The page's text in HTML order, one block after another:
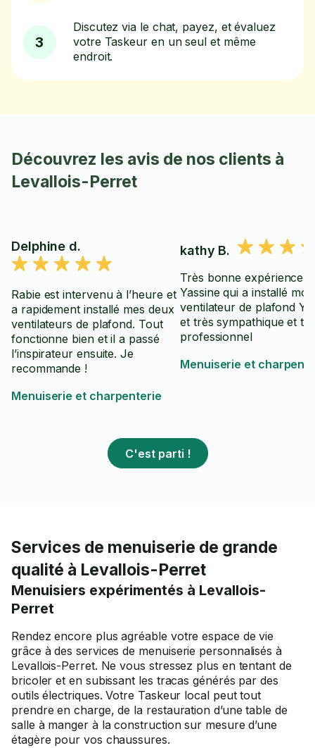
3
Discutez via le chat, payez, et évaluez
votre Taskeur en un seul et même
endroit.
Découvrez les avis de nos clients à
Levallois-Perret
Delphine d.
Rabie est intervenu à l’heure et
a rapidement installé mes deux
ventilateurs de plafond. Tout
fonctionne bien et il a passé
l’inspirateur ensuite. Je
recommande !
Menuiserie et charpenterie
kathy B.
Très bonne expérience
Yassine qui a installé mon
ventilateur de plafond
et très sympathique et
professionnel
Menuiserie et
C'est parti !
Services de menuiserie de grande
qualité à Levallois-Perret
Menuisiers expérimentés à Levallois-
Perret
Rendez encore plus agréable votre espace de vie
grâce à des services de menuiserie personnalisés à
Levallois-Perret. Ne vous stressez plus en tentant de
bricoler et en subissant les tracas générés par des
outils électriques. Votre Taskeur local peut tout
prendre en charge, de la restauration d’une table de
salle à manger à la construction sur mesure d’une
étagère pour vos chaussures.